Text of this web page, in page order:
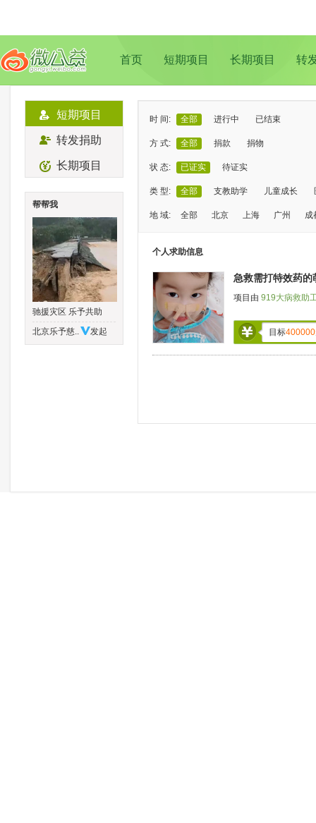
首页 短期项目 长期项目 转
短期项目
转发捐助
长期项目
帮帮我
驰援灾区 乐予共助
北京乐予慈..
发起
时 间: 全部 进行中 已结束
方 式: 全部 捐款 捐物
状 态: 已证实 待证实
类 型: 全部 支教助学 儿童成长
地 域: 全部 北京 上海 广州 成
个人求助信息
急救需打特效药的
项目由 919大病救助
目标400000